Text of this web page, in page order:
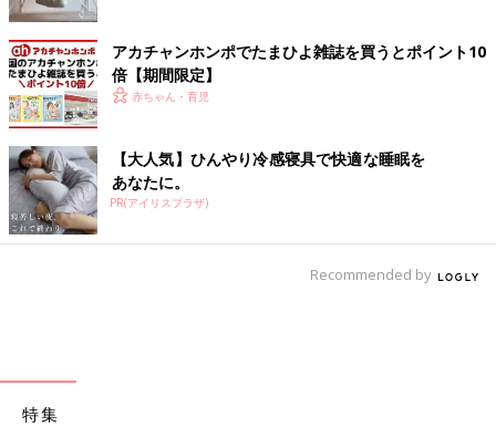
アカチャンホンポでたまひよ雑誌を買うとポイント10
倍【期間限定】
赤ちゃん・育児
【大人気】ひんやり冷感寝具で快適な睡眠を
あなたに。
PR(アイリスプラザ)
Recommended by
特集